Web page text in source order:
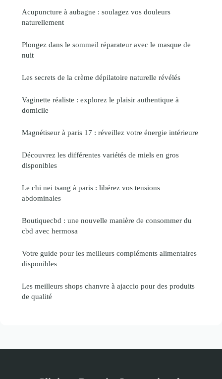
Acupuncture à aubagne : soulagez vos douleurs
naturellement
Plongez dans le sommeil réparateur avec le masque de
nuit
Les secrets de la crème dépilatoire naturelle révélés
Vaginette réaliste : explorez le plaisir authentique à
domicile
Magnétiseur à paris 17 : réveillez votre énergie intérieure
Découvrez les différentes variétés de miels en gros
disponibles
Le chi nei tsang à paris : libérez vos tensions
abdominales
Boutiquecbd : une nouvelle manière de consommer du
cbd avec hermosa
Votre guide pour les meilleurs compléments alimentaires
disponibles
Les meilleurs shops chanvre à ajaccio pour des produits
de qualité